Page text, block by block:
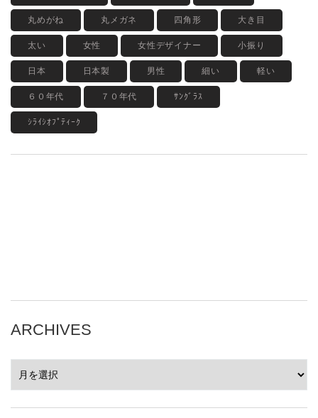
丸めがね 丸メガネ 四角形 大き目
太い 女性 女性デザイナー 小振り
日本 日本製 男性 細い 軽い
６０年代 ７０年代 ｻﾝｸﾞﾗｽ
ｼﾗｲｼｵﾌﾟﾃｨｰｸ
ARCHIVES